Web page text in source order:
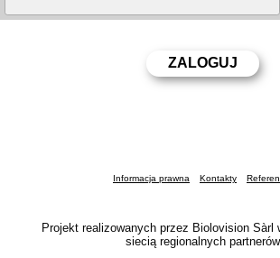
Informacja prawna Kontakty
Projekt realizowanych przez Biolovision Sàrl
siecią regionalnych partnerów